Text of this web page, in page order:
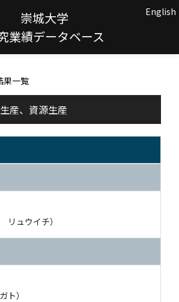
崇城大学
業績データベース
English
果一覧
産、資源生産
リュウイチ）
ト）